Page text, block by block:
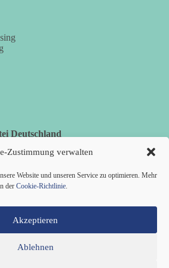
Zustimmung verwalten
Website und unseren Service zu optimieren. Mehr
der Cookie-Richtlinie.
Akzeptieren
Ablehnen
Ansagen hätten fast mehr
die nächste Staffel wieder so
https://diebasis.de/mitgliedschaft/
#Corona
Deutschland
1370 06